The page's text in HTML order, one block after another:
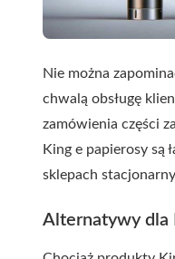
Nie można
chwalą obsługę
zamówienia części
King e papierosy są
sklepach
Alternatywy dla